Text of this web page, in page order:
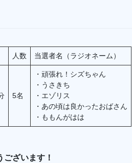
人数 当選者名（ラジオネーム）
5名
・頑張れ！シズちゃん
・うさきち
・エゾリス
・あの頃は良かったおばさん
・ももんがはは
ざいます！